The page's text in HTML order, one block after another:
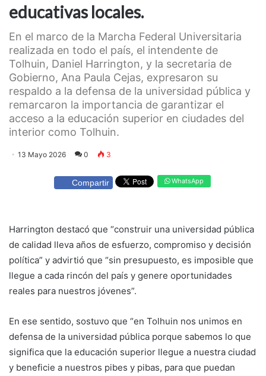
educativas locales.
En el marco de la Marcha Federal Universitaria
realizada en todo el país, el intendente de
Tolhuin, Daniel Harrington, y la secretaria de
Gobierno, Ana Paula Cejas, expresaron su
respaldo a la defensa de la universidad pública y
remarcaron la importancia de garantizar el
acceso a la educación superior en ciudades del
interior como Tolhuin.
13 Mayo 2026 0 3
Compartir WhatsApp
Harrington destacó que “construir una universidad pública
de calidad lleva años de esfuerzo, compromiso y decisión
política” y advirtió que “sin presupuesto, es imposible que
llegue a cada rincón del país y genere oportunidades
reales para nuestros jóvenes”.
En ese sentido, sostuvo que “en Tolhuin nos unimos en
defensa de la universidad pública porque sabemos lo que
significa que la educación superior llegue a nuestra ciudad
y beneficie a nuestros pibes y pibas, para que puedan